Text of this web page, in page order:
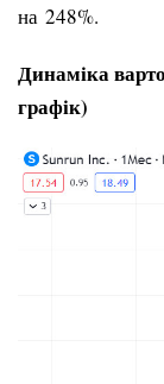
на 248%.
Динаміка
графік)